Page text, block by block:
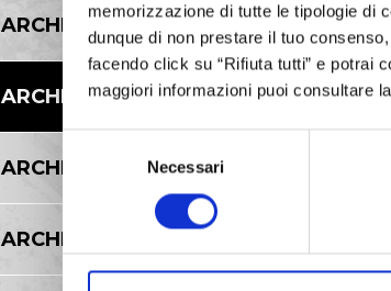
memorizzazione di tutte le tipologie di
dunque di non prestare il tuo
facendo click su “Rifiuta tutti” e potrai
maggiori informazioni puoi consultare
Necessari
ARCHIVIO 2013
ARCHIVIO 2012
ARCHIVIO 2011
ARCHIVIO 2010